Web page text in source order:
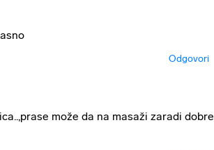
Odgovori
može da na masaži zaradi dobre